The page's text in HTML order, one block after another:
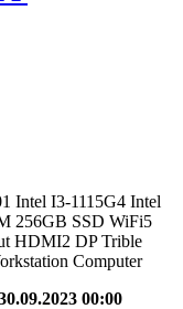
Intel I3-1115G4 Intel
256GB SSD WiFi5
HDMI2 DP Trible
Computer
00:00